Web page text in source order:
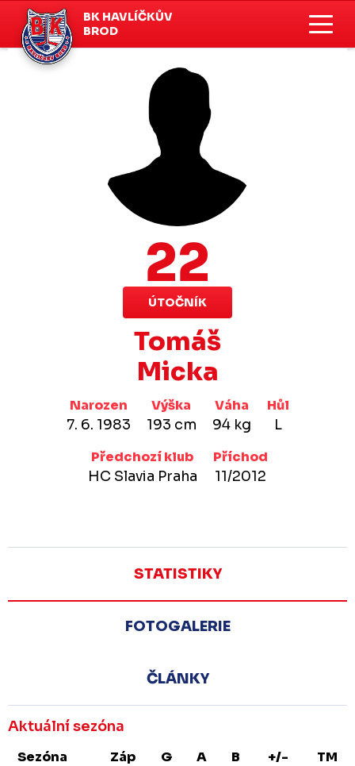
BK HAVLÍČKŮV
BROD
22
ÚTOČNÍK
Tomáš
Micka
Narozen
7. 6. 1983
Výška
193 cm
Váha
94 kg
Hůl
L
Předchozí klub
HC Slavia Praha
Příchod
11/2012
STATISTIKY
FOTOGALERIE
ČLÁNKY
Aktuální sezóna
Sezóna Záp G A B +/- TM